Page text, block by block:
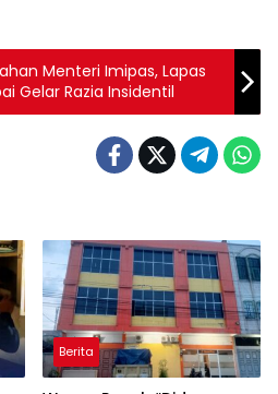
Menteri Imipas, Lapas
Gelar Razia Insidentil
Berita